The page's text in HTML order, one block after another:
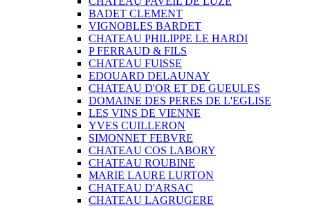
BADET CLEMENT
VIGNOBLES BARDET
CHATEAU PHILIPPE LE HARDI
P FERRAUD & FILS
CHATEAU FUISSE
EDOUARD DELAUNAY
CHATEAU D'OR ET DE GUEULES
DOMAINE DES PERES DE L'EGLISE
LES VINS DE VIENNE
YVES CUILLERON
SIMONNET FEBVRE
CHATEAU COS LABORY
CHATEAU ROUBINE
MARIE LAURE LURTON
CHATEAU D'ARSAC
CHATEAU LAGRUGERE